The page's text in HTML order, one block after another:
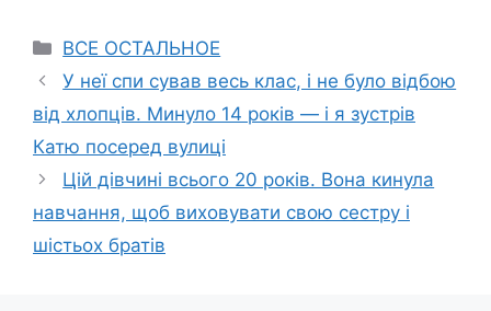
Categories
ВСЕ ОСТАЛЬНОЕ
У неї спи сував весь клас, і не було відбою
від хлопців. Минуло 14 років — і я зустрів
Катю посеред вулиці
Цій дівчині всього 20 років. Вона кинула
навчання, щоб виховувати свою сестру і
шістьох братів